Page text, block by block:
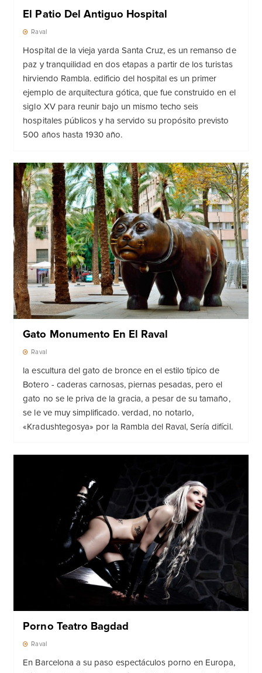
El Patio Del Antiguo Hospital
Raval
Hospital de la vieja yarda Santa Cruz, es un remanso de
paz y tranquilidad en dos etapas a partir de los turistas
hirviendo Rambla. edificio del hospital es un primer
ejemplo de arquitectura gótica, que fue construido en el
siglo XV para reunir bajo un mismo techo seis
hospitales públicos y ha servido su propósito previsto
500 años hasta 1930 año.
Gato Monumento En El Raval
Raval
la escultura del gato de bronce en el estilo típico de
Botero - caderas carnosas, piernas pesadas, pero el
gato no se le priva de la gracia, a pesar de su tamaño,
se le ve muy simplificado. verdad, no notarlo,
«Kradushtegosya» por la Rambla del Raval, Sería difícil.
Porno Teatro Bagdad
Raval
En Barcelona a su paso espectáculos porno en Europa,